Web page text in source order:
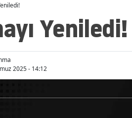
Yeniledi!
2025 - 14:12